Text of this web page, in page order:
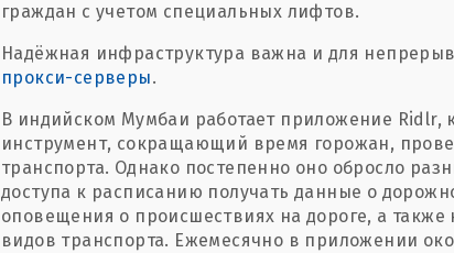
граждан с учетом специальных лифтов.
Надёжная инфраструктура важна и для
прокси-серверы.
В индийском Мумбаи работает приложение Ridlr,
инструмент, сокращающий время горожан,
транспорта. Однако постепенно оно обросло
доступа к расписанию получать данные о
оповещения о происшествиях на дороге, а также
видов транспорта. Ежемесячно в приложении